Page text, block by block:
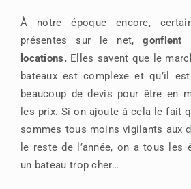
À notre époque encore,
présentes sur le net,
locations.Elles savent que le
bateaux est complexe et qu’il
beaucoup de devis pour être en
les prix. Si on ajoute à cela le fait
sommes tous moins vigilants aux
le reste de l’année, on a tous les
un bateau trop cher…